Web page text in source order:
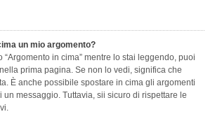
un mio argomento?
in cima” mentre lo stai leggendo, puoi
prima pagina. Se non lo vedi, significa che
È anche possibile spostare in cima gli argomenti
messaggio. Tuttavia, sii sicuro di rispettare le